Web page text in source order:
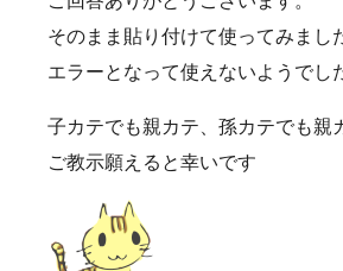
そのまま貼り付けて使ってみまし
エラーとなって使えないようでし
子カテでも親カテ、孫カテでも親
ご教示願えると幸いです